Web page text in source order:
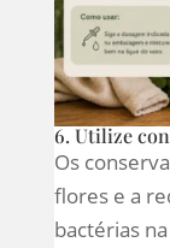
6. Utilize
Os
flores e a
bactérias